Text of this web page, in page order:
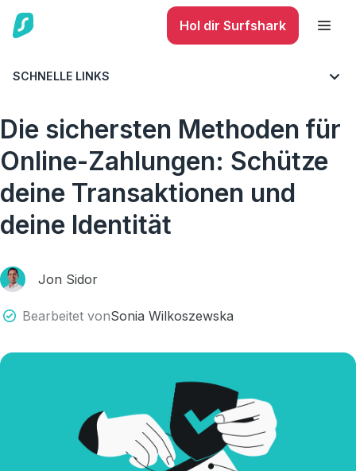
Hol dir Surfshark
SCHNELLE LINKS
BLOG CYBERSICHERHEIT
Die sichersten Methoden für
Online-Zahlungen: Schütze
deine Transaktionen und
deine Identität
Jon Sidor
Bearbeitet vonSonia Wilkoszewska